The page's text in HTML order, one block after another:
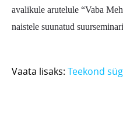
avalikule arutelule “Vaba
naistele suunatud
Vaata lisaks: Teekond